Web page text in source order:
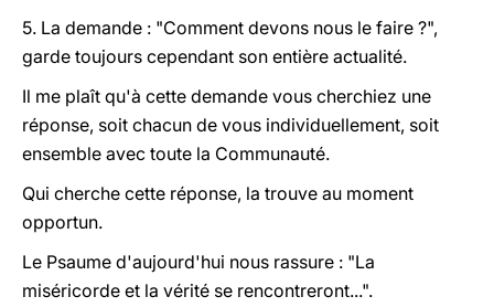
5. La demande : "Comment devons nous le faire ?",
garde toujours cependant son entière actualité.
Il me plaît qu'à cette demande vous cherchiez une
réponse, soit chacun de vous individuellement, soit
ensemble avec toute la Communauté.
Qui cherche cette réponse, la trouve au moment
opportun.
Le Psaume d'aujourd'hui nous rassure : "La
miséricorde et la vérité se rencontreront...".